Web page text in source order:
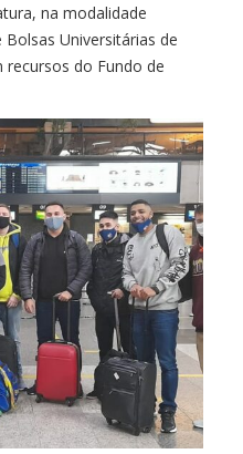
na modalidade
Universitárias de
recursos do Fundo de
FUMDES/2021. Serão